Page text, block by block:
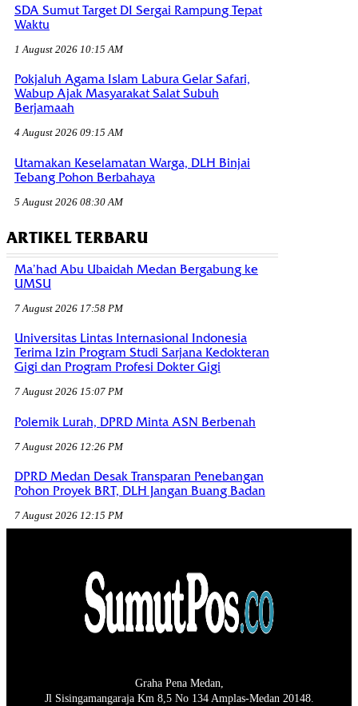
SDA Sumut Target DI Sergai Rampung Tepat
Waktu
1 August 2026 10:15 AM
Pokjaluh Agama Islam Labura Gelar Safari,
Wabup Ajak Masyarakat Salat Subuh
Berjamaah
4 August 2026 09:15 AM
Utamakan Keselamatan Warga, DLH Binjai
Tebang Pohon Berbahaya
5 August 2026 08:30 AM
ARTIKEL TERBARU
Ma’had Abu Ubaidah Medan Bergabung ke
UMSU
7 August 2026 17:58 PM
Universitas Lintas Internasional Indonesia
Terima Izin Program Studi Sarjana Kedokteran
Gigi dan Program Profesi Dokter Gigi
7 August 2026 15:07 PM
Polemik Lurah, DPRD Minta ASN Berbenah
7 August 2026 12:26 PM
DPRD Medan Desak Transparan Penebangan
Pohon Proyek BRT, DLH Jangan Buang Badan
7 August 2026 12:15 PM
Graha Pena Medan,
Jl Sisingamangaraja Km 8,5 No 134 Amplas-Medan 20148.